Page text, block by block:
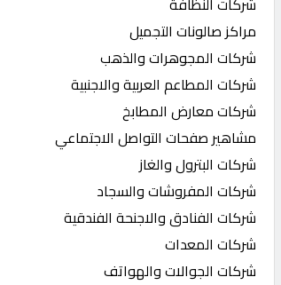
مراكز صالونات التجميل
شركات المجوهرات والذهب
شركات المطاعم العربية والاجنبية
شركات معارض المطابخ
مشاهير صفحات التواصل الاجتماعي
شركات البترول والغاز
شركات المفروشات والسجاد
شركات الفنادق والاجنحة الفندقية
شركات المعدات
شركات الجوالات والهواتف